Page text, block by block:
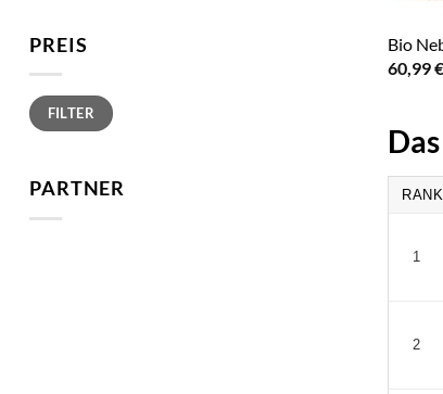
PREIS
Min.
Preis
Max.
PreisFILTER
PARTNER
Bio
60,99€
RANK
1
2